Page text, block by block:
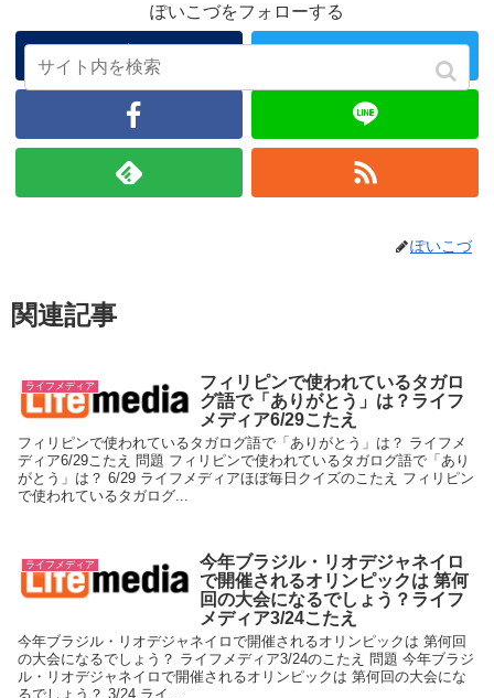
ぽいこづをフォローする
ぽいこづ
関連記事
ライフメディア
フィリピンで使われているタガロ
グ語で「ありがとう」は？ライフ
メディア6/29こたえ
フィリピンで使われているタガログ語で「ありがとう」は？ ライフメ
ディア6/29こたえ 問題 フィリピンで使われているタガログ語で「あり
がとう」は？ 6/29 ライフメディアほぼ毎日クイズのこたえ フィリピン
で使われているタガログ...
ライフメディア
今年ブラジル・リオデジャネイロ
で開催されるオリンピックは 第何
回の大会になるでしょう？ライフ
メディア3/24こたえ
今年ブラジル・リオデジャネイロで開催されるオリンピックは 第何回
の大会になるでしょう？ ライフメディア3/24のこたえ 問題 今年ブラジ
ル・リオデジャネイロで開催されるオリンピックは 第何回の大会にな
るでしょう？ 3/24 ライ...